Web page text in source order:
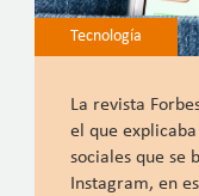
Tecnología
La revista
el que
sociales que se
Instagram, en